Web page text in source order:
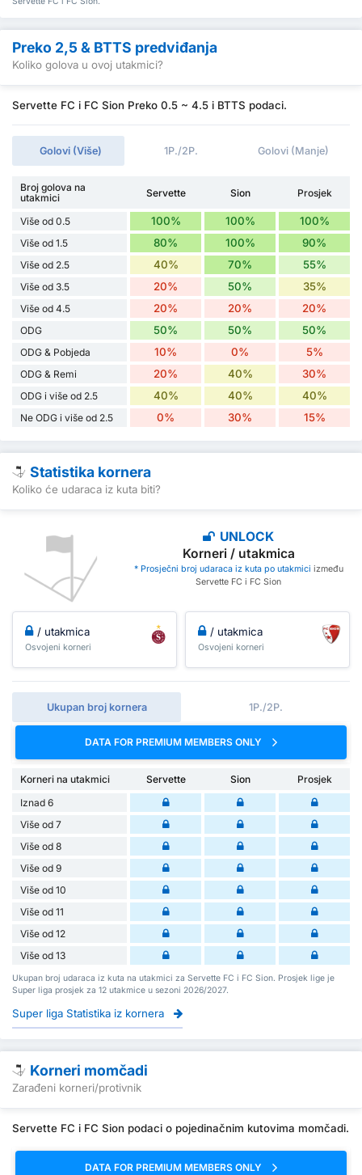
Preko 2,5 & BTTS predviđanja
Koliko golova u ovoj utakmici?
Servette FC i FC Sion Preko 0.5 ~ 4.5 i BTTS podaci.
Golovi (Više) 1P./2P. Golovi (Manje)
Broj golova na
utakmici
Servette Sion Prosjek
Više od 0.5 100% 100% 100%
Više od 1.5 80% 100% 90%
Više od 2.5 40% 70% 55%
Više od 3.5 20% 50% 35%
Više od 4.5 20% 20% 20%
ODG 50% 50% 50%
ODG & Pobjeda 10% 0% 5%
ODG & Remi 20% 40% 30%
ODG i više od 2.5 40% 40% 40%
Ne ODG i više od 2.5 0% 30% 15%
Statistika kornera
Koliko će udaraca iz kuta biti?
UNLOCK
Korneri / utakmica
* Prosječni broj udaraca iz kuta po utakmici između
Servette FC i FC Sion
/ utakmica
Osvojeni korneri
/ utakmica
Osvojeni korneri
Ukupan broj kornera 1P./2P.
DATA FOR PREMIUM MEMBERS ONLY
Korneri na utakmici Servette Sion
Prosjek
Iznad 6
Više od 7
Više od 8
Više od 9
Više od 10
Više od 11
Više od 12
Više od 13
Ukupan broj udaraca iz kuta na utakmici za Servette FC i FC Sion. Prosjek lige je
Super liga prosjek za 12 utakmice u sezoni 2026/2027.
Super liga Statistika iz kornera
Korneri momčadi
Zarađeni korneri/protivnik
Servette FC i FC Sion podaci o pojedinačnim kutovima momčadi.
DATA FOR PREMIUM MEMBERS ONLY